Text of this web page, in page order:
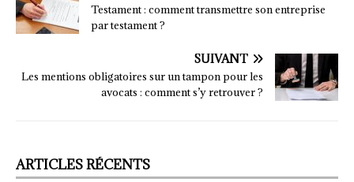
Testament : comment transmettre son entreprise
par testament ?
SUIVANT
Les mentions obligatoires sur un tampon pour les
avocats : comment s’y retrouver ?
ARTICLES RÉCENTS